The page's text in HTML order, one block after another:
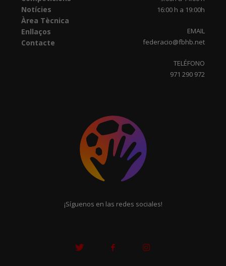
Notícies
Àrea Tècnica
Enllaços
Contacte
16:00 h a 19:00h
EMAIL
federacio@fbhb.net
TELÉFONO
971 290 972
¡Síguenos en las redes sociales!